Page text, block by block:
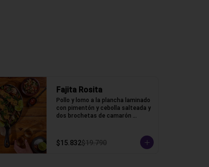
Fajita Rosita
Pollo y lomo a la plancha laminado
con pimentón y cebolla salteada y
dos brochetas de camarón
tortillas de harina de trigo.
$15.832$19.790